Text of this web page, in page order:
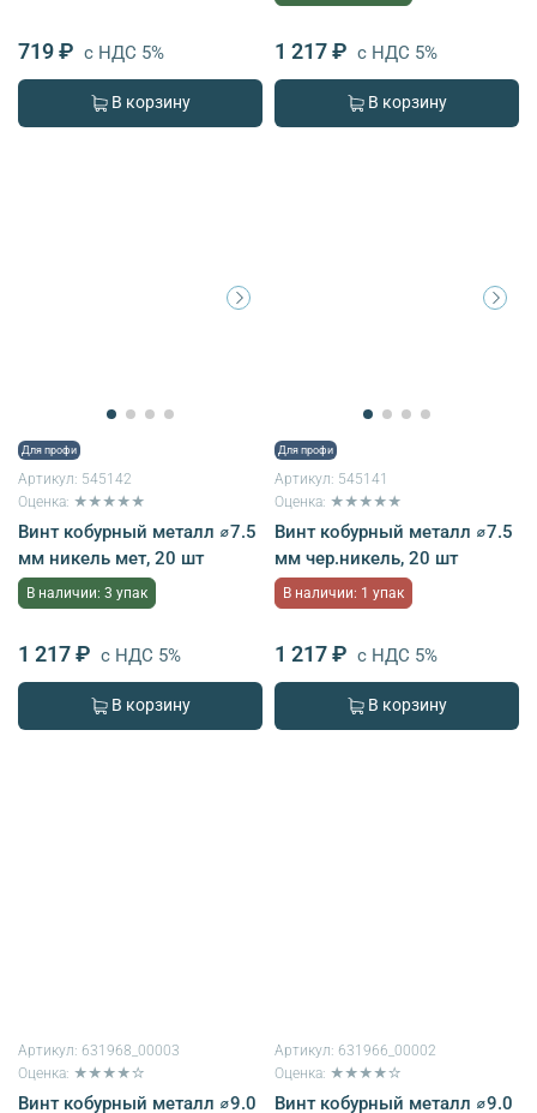
719 ₽ с НДС 5%
В корзину
1 217 ₽ с НДС 5%
В корзину
Для профи
Артикул: 545142
Оценка: ★★★★★
Винт кобурный металл ⌀7.5
мм никель мет, 20 шт
В наличии: 3 упак
1 217 ₽ с НДС 5%
В корзину
Для профи
Артикул: 545141
Оценка: ★★★★★
Винт кобурный металл ⌀7.5
мм чер.никель, 20 шт
В наличии: 1 упак
1 217 ₽ с НДС 5%
В корзину
Артикул: 631968_00003
Оценка: ★★★★☆
Винт кобурный металл ⌀9.0
Артикул: 631966_00002
Оценка: ★★★★☆
Винт кобурный металл ⌀9.0